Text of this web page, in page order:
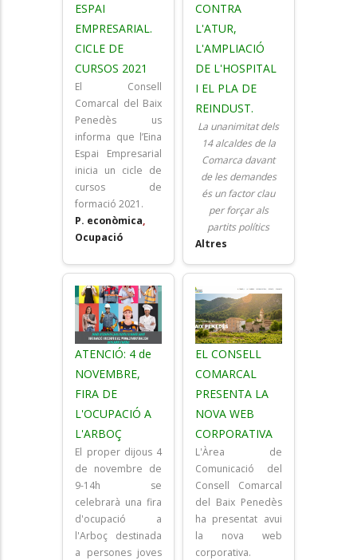
ESPAI
EMPRESARIAL.
CICLE DE
CURSOS 2021
El Consell
Comarcal del Baix
Penedès us
informa que l’Eina
Espai Empresarial
inicia un cicle de
cursos de
formació 2021.
P. econòmica,
Ocupació
CONTRA
L'ATUR,
L'AMPLIACIÓ
DE L'HOSPITAL
I EL PLA DE
REINDUST.
La unanimitat dels
14 alcaldes de la
Comarca davant
de les demandes
és un factor clau
per forçar als
partits polítics
Altres
ATENCIÓ: 4 de
NOVEMBRE,
FIRA DE
L'OCUPACIÓ A
L'ARBOÇ
El proper dijous 4
de novembre de
9-14h se
celebrarà una fira
d'ocupació a
l'Arboç destinada
a persones joves
EL CONSELL
COMARCAL
PRESENTA LA
NOVA WEB
CORPORATIVA
L'Àrea de
Comunicació del
Consell Comarcal
del Baix Penedès
ha presentat avui
la nova web
corporativa.